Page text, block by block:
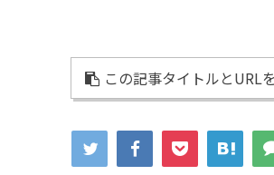
この記事タイトルとURL